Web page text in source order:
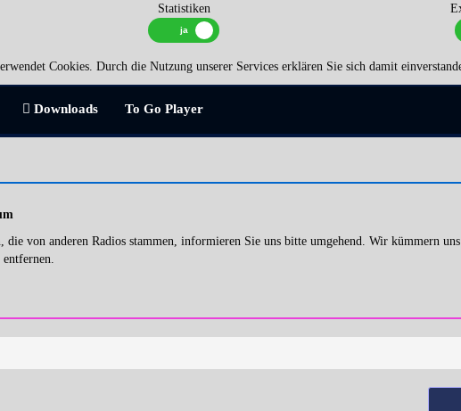
Statistiken
Cookies. Durch die Nutzung unserer Services erklären Sie sich damit
Downloads To Go Player
von anderen Radios stammen, informieren Sie uns bitte umgehend. Wir kümmern